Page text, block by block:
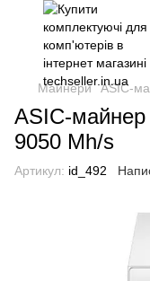
Майнери ASIC-
ASIC-
9050 Mh/s
Артикул: id_492